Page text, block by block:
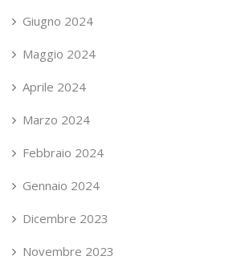
Giugno 2024
Maggio 2024
Aprile 2024
Marzo 2024
Febbraio 2024
Gennaio 2024
Dicembre 2023
Novembre 2023